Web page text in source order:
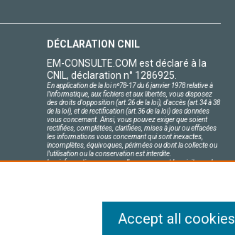
DÉCLARATION CNIL
EM-CONSULTE.COM est déclaré à la
CNIL, déclaration n° 1286925.
En application de la loi nº78-17 du 6 janvier 1978 relative à
l'informatique, aux fichiers et aux libertés, vous disposez
des droits d'opposition (art.26 de la loi), d'accès (art.34 à 38
de la loi), et de rectification (art.36 de la loi) des données
vous concernant. Ainsi, vous pouvez exiger que soient
rectifiées, complétées, clarifiées, mises à jour ou effacées
les informations vous concernant qui sont inexactes,
incomplètes, équivoques, périmées ou dont la collecte ou
l'utilisation ou la conservation est interdite.
Les informations personnelles concernant les visiteurs de
Accept all cookies